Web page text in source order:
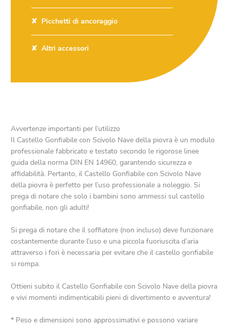
Picchetti di ancoraggio
Altri accessori
Avvertenze importanti per l’utilizzo
Il Castello Gonfiabile con Scivolo Nave della piovra è un modulo
professionale fabbricato e testato secondo le rigorose linee
guida della norma DIN EN 14960, garantendo sicurezza e
affidabilità. Pertanto, il Castello Gonfiabile con Scivolo Nave
della piovra è perfetto per l’uso professionale a noleggio. Si
prega di notare che solo i bambini sono ammessi sul castello
gonfiabile, non gli adulti!
Si prega di notare che il soffiatore (non incluso) deve funzionare
costantemente durante l’uso e una piccola fuoriuscita d’aria
attraverso i fori è necessaria per evitare che il castello gonfiabile
si rompa.
Ottieni subito il Castello Gonfiabile con Scivolo Nave della piovra
e vivi momenti indimenticabili pieni di divertimento e avventura!
* Peso e dimensioni sono approssimativi e possono variare